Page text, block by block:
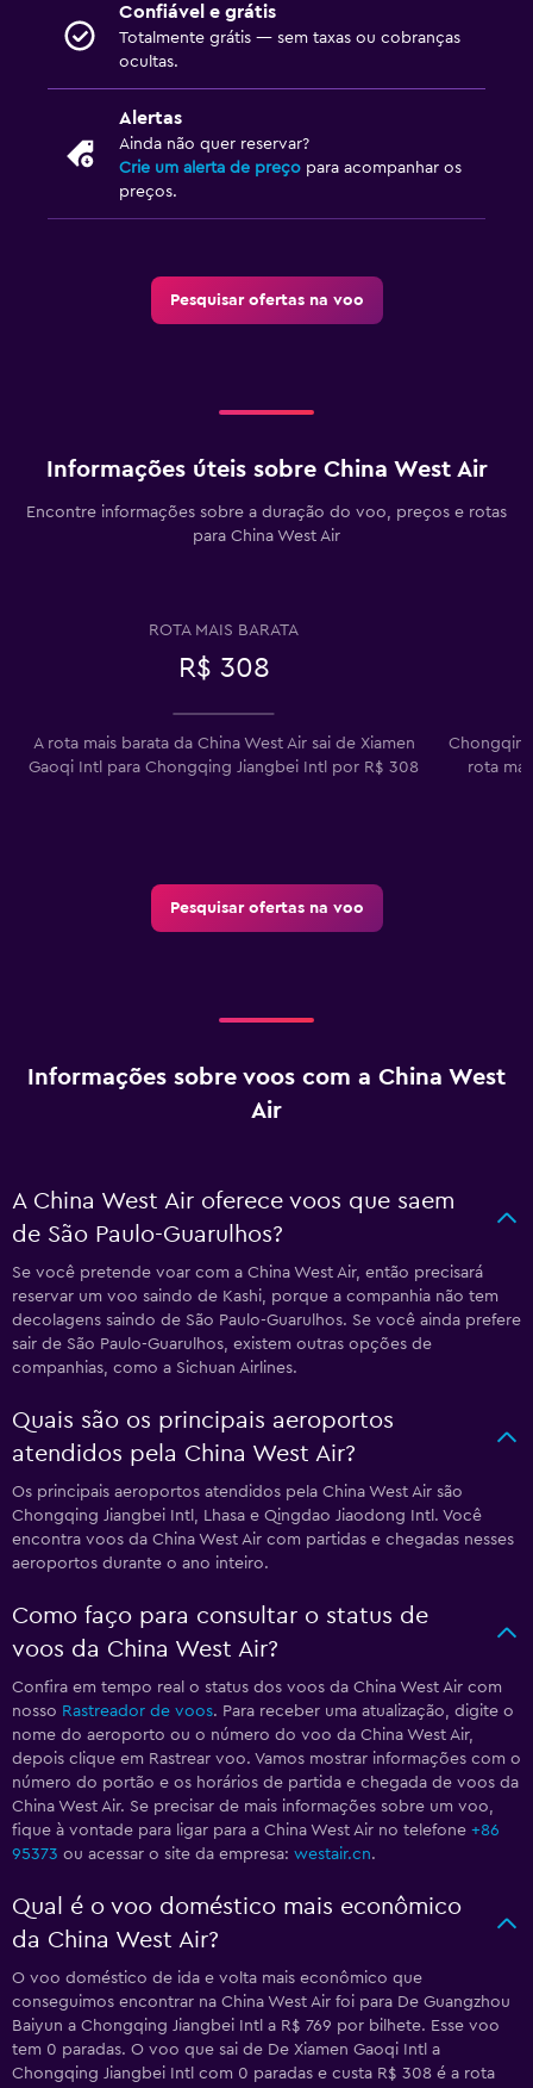
Confiável e grátis
Totalmente grátis — sem taxas ou cobranças
ocultas.
Alertas
Ainda não quer reservar?
Crie um alerta de preço para acompanhar os
preços.
Pesquisar ofertas na voo
Informações úteis sobre China West Air
Encontre informações sobre a duração do voo, preços e rotas
para China West Air
ROTA MAIS BARATA
R$ 308
A rota mais barata da China West Air sai de Xiamen
Gaoqi Intl para Chongqing Jiangbei Intl por R$ 308
rota
Pesquisar ofertas na voo
Informações sobre voos com a China West
Air
A China West Air oferece voos que saem
de São Paulo-Guarulhos?
Se você pretende voar com a China West Air, então precisará
reservar um voo saindo de Kashi, porque a companhia não tem
decolagens saindo de São Paulo-Guarulhos. Se você ainda prefere
sair de São Paulo-Guarulhos, existem outras opções de
companhias, como a Sichuan Airlines.
Quais são os principais aeroportos
atendidos pela China West Air?
Os principais aeroportos atendidos pela China West Air são
Chongqing Jiangbei Intl, Lhasa e Qingdao Jiaodong Intl. Você
encontra voos da China West Air com partidas e chegadas nesses
aeroportos durante o ano inteiro.
Como faço para consultar o status de
voos da China West Air?
Confira em tempo real o status dos voos da China West Air com
nosso Rastreador de voos. Para receber uma atualização, digite o
nome do aeroporto ou o número do voo da China West Air,
depois clique em Rastrear voo. Vamos mostrar informações com o
número do portão e os horários de partida e chegada de voos da
China West Air. Se precisar de mais informações sobre um voo,
fique à vontade para ligar para a China West Air no telefone +86
95373 ou acessar o site da empresa: westair.cn.
Qual é o voo doméstico mais econômico
da China West Air?
O voo doméstico de ida e volta mais econômico que
conseguimos encontrar na China West Air foi para De Guangzhou
Baiyun a Chongqing Jiangbei Intl a R$ 769 por bilhete. Esse voo
tem 0 paradas. O voo que sai de De Xiamen Gaoqi Intl a
Chongqing Jiangbei Intl com 0 paradas e custa R$ 308 é a rota